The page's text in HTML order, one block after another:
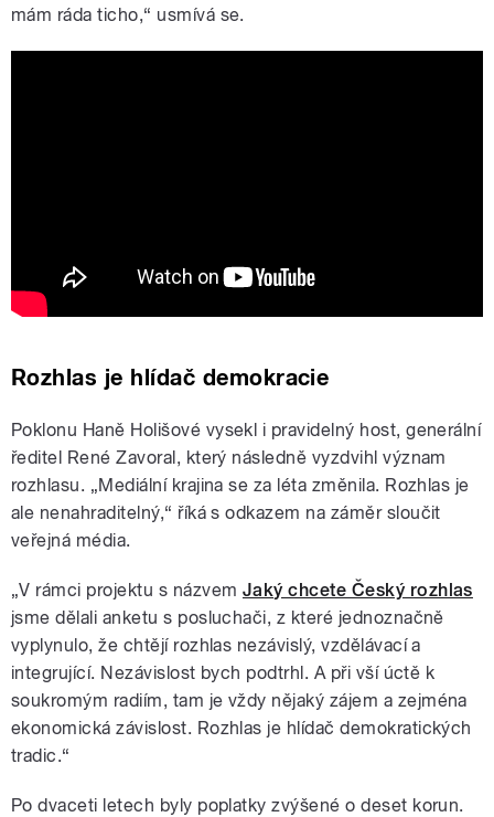
mám ráda ticho,“ usmívá se.
Rozhlas je hlídač demokracie
Poklonu Haně Holišové vysekl i pravidelný host, generální
ředitel René Zavoral, který následně vyzdvihl význam
rozhlasu. „Mediální krajina se za léta změnila. Rozhlas je
ale nenahraditelný,“ říká s odkazem na záměr sloučit
veřejná média.
„V rámci projektu s názvem Jaký chcete Český rozhlas
jsme dělali anketu s posluchači, z které jednoznačně
vyplynulo, že chtějí rozhlas nezávislý, vzdělávací a
integrující. Nezávislost bych podtrhl. A při vší úctě k
soukromým radiím, tam je vždy nějaký zájem a zejména
ekonomická závislost. Rozhlas je hlídač demokratických
tradic.“
Po dvaceti letech byly poplatky zvýšené o deset korun.